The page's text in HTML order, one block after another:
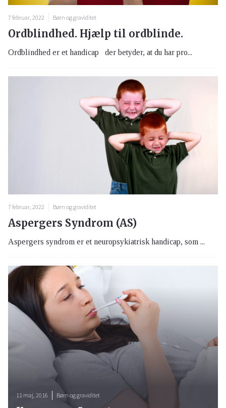
7 februar, 2022 Børn og graviditet
Ordblindhed. Hjælp til ordblinde.
Ordblindhed er et handicap der betyder, at du har pro...
7 februar, 2022 Børn og graviditet
Aspergers Syndrom (AS)
Aspergers syndrom er et neuropsykiatrisk handicap, som ...
11 maj, 2016 Børn og graviditet